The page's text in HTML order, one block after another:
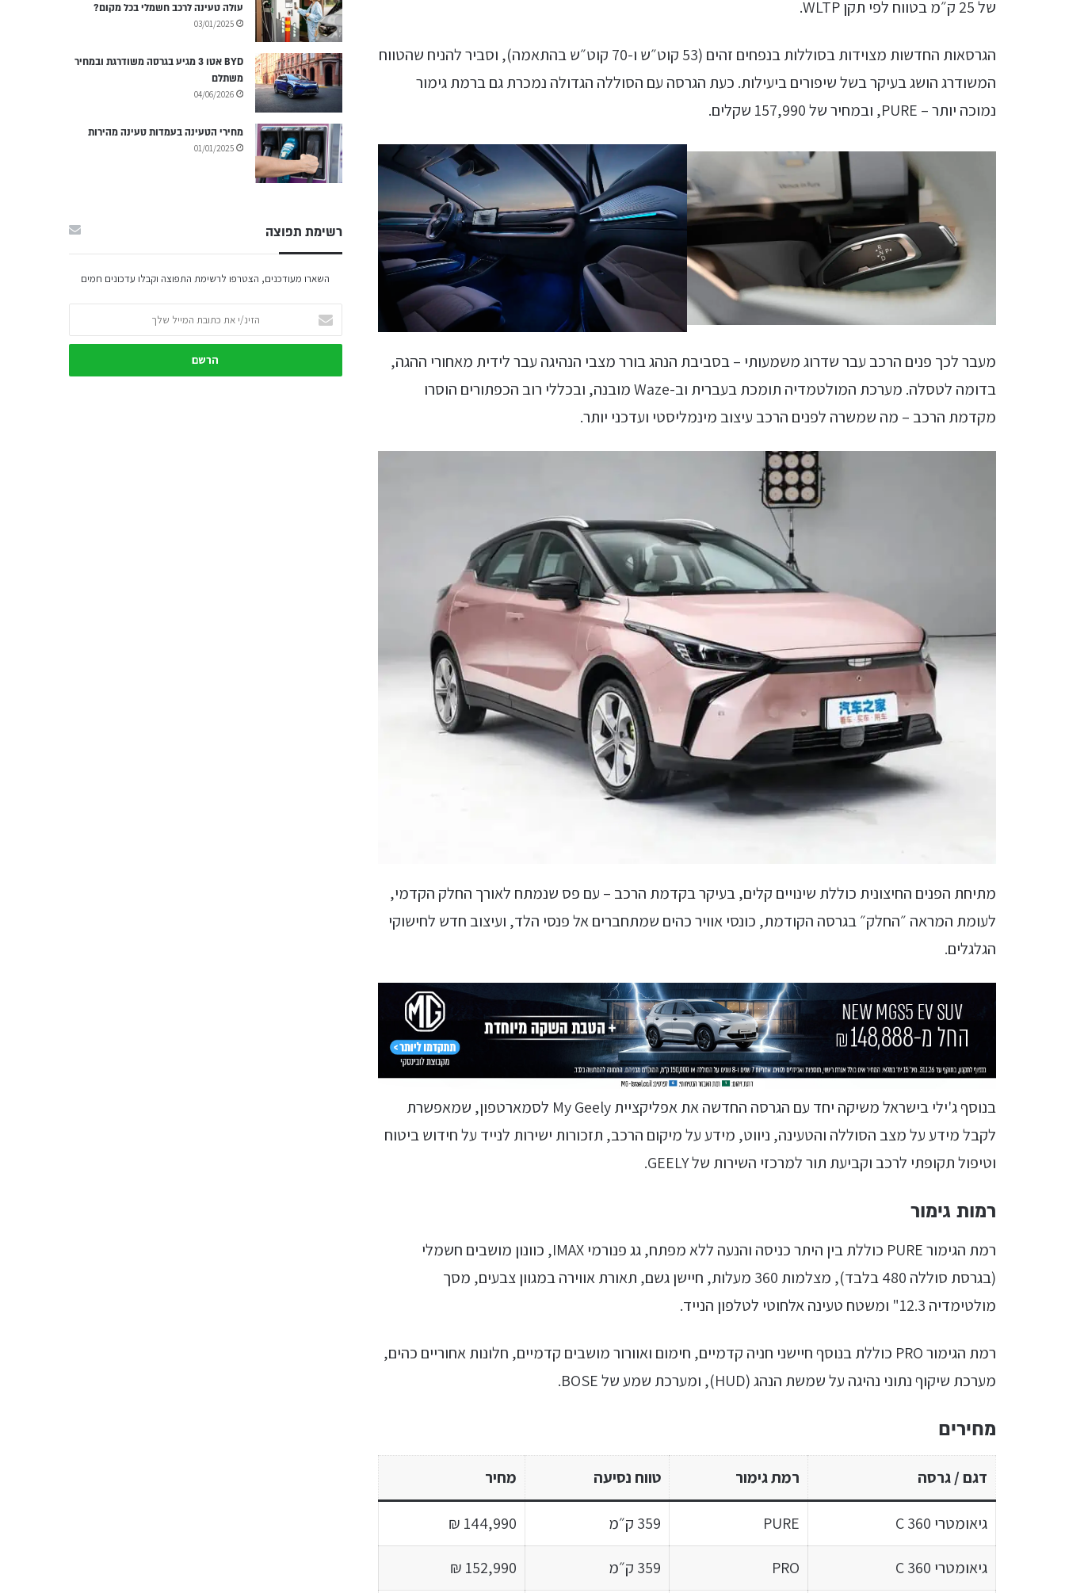
של 25 ק״מ בטווח לפי תקן WLTP.
הגרסאות החדשות מצוידות בסוללות בנפחים זהים (53 קוט״ש ו-70 קוט״ש בהתאמה), וסביר להניח שהטווח
המשודרג הושג בעיקר בשל שיפורים ביעילות. כעת הגרסה עם הסוללה הגדולה נמכרת גם ברמת גימור
נמוכה יותר – PURE, ובמחיר של 157,990 שקלים.
מעבר לכך פנים הרכב עבר שדרוג משמעותי – בסביבת הנהג בורר מצבי הנהיגה עבר לידית מאחורי ההגה,
בדומה לטסלה. מערכת המולטמדיה תומכת בעברית וב-Waze מובנה, ובכללי רוב הכפתורים הוסרו
מקדמת הרכב – מה שמשרה לפנים הרכב עיצוב מינמליסטי ועדכני יותר.
מתיחת הפנים החיצונית כוללת שינויים קלים, בעיקר בקדמת הרכב – עם פס שנמתח לאורך החלק הקדמי,
לעומת המראה ״החלק״ בגרסה הקודמת, כונסי אוויר כהים שמתחברים אל פנסי הלד, ועיצוב חדש לחישוקי
הגלגלים.
בנוסף ג'ילי בישראל משיקה יחד עם הגרסה החדשה את אפליקציית My Geely לסמארטפון, שמאפשרת
לקבל מידע על מצב הסוללה והטעינה, ניווט, מידע על מיקום הרכב, תזכורות ישירות לנייד על חידוש ביטוח
וטיפול תקופתי לרכב וקביעת תור למרכזי השירות של GEELY.
רמות גימור
רמת הגימור PURE כוללת בין היתר כניסה והנעה ללא מפתח, גג פנורמי IMAX, כוונון מושבים חשמלי
(בגרסת סוללה 480 בלבד), מצלמות 360 מעלות, חיישן גשם, תאורת אווירה במגוון צבעים, מסך
מולטימדיה 12.3" ומשטח טעינה אלחוטי לטלפון הנייד.
רמת הגימור PRO כוללת בנוסף חיישני חניה קדמיים, חימום ואוורור מושבים קדמיים, חלונות אחוריים כהים,
מערכת שיקוף נתוני נהיגה על שמשת הנהג (HUD), ומערכת שמע של BOSE.
מחירים
דגם / גרסה רמת גימור טווח נסיעה מחיר
גיאומטרי C 360 PURE 359 ק״מ 144,990 ₪
גיאומטרי C 360 PRO 359 ק״מ 152,990 ₪
עולה טעינה לרכב חשמלי בכל מקום?
03/01/2025
BYD אטו 3 מגיע בגרסה משודרגת ובמחיר
משתלם
04/06/2026
מחירי הטעינה בעמדות טעינה מהירות
01/01/2025
רשימת תפוצה
השארו מעודכנים, הצטרפו לרשימת התפוצה וקבלו עדכונים חמים
את
כתובת
שלך